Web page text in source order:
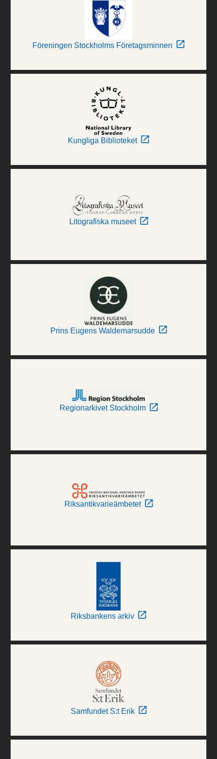
Föreningen Stockholms Företagsminnen
Kungliga Biblioteket
Litografiska museet
Prins Eugens Waldemarsudde
Regionarkivet Stockholm
Riksantikvarieämbetet
Riksbankens arkiv
Samfundet S:t Erik